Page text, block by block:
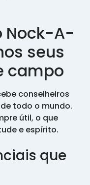
Nock-A-
seus
campo
conselheiros
todo o mundo.
útil, o que
e espírito.
que